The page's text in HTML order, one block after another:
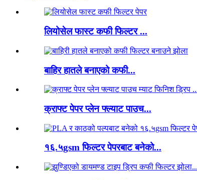
लियोसेल फास्ट कफी फिल्टर ...
बाहिर हातले बनाएको कफी...
क्राफ्ट पेपर प्लेन फ्ल्याट पाउच...
१६.५gsm फिल्टर पेपरबाट बनेको...